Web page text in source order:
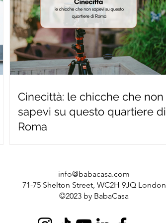
Cinecittà: le chicche che non
sapevi su questo quartiere di
Roma
info@babacasa.com
71-75 Shelton Street, WC2H 9JQ London
©2023 by BabaCasa